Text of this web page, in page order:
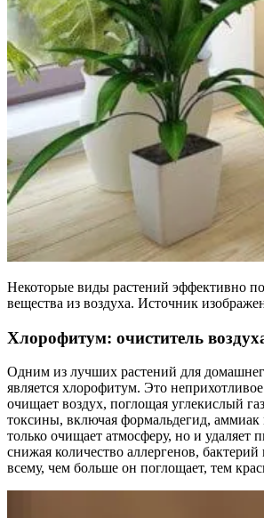
Некоторые виды растений эффективно
вещества из воздуха. Источник
Хлорофитум: очиститель
Одним из лучших растений для
является хлорофитум. Это
очищает воздух, поглощая углекислый
токсины, включая формальдегид,
только очищает атмосферу, но и удаляет
снижая количество аллергенов,
всему, чем больше он поглощает, тем